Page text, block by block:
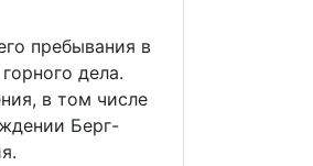
пребывания в
дела.
в том числе
Берг-